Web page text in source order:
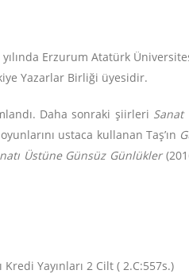
Erzurum Atatürk
Yazarlar Birliği üyesidir.
Daha sonraki şiirleri Sanat
ustaca kullanan Taş’ın
Üstüne Günsüz Günlükler
Yayınları 2 Cilt ( 2.C:557s.)